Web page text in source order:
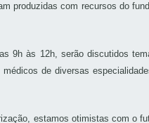
produzidas com recursos do
9h às 12h, serão discutidos
de diversas
estamos otimistas com o